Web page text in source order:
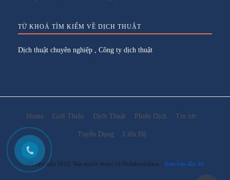
TỪ KHOÁ TÌM KIẾM VỀ DỊCH THUẬT
Dịch thuật chuyên nghiệp , Công ty dịch thuật
Home Giới Thiệu Dịch Thuật Phiên Dịch Tin tức
Tuyển Dụng Liên Hệ
@Copyright 2012. Bản quyền thuộc về Dichthuatchaua Xem bản đầy đủ